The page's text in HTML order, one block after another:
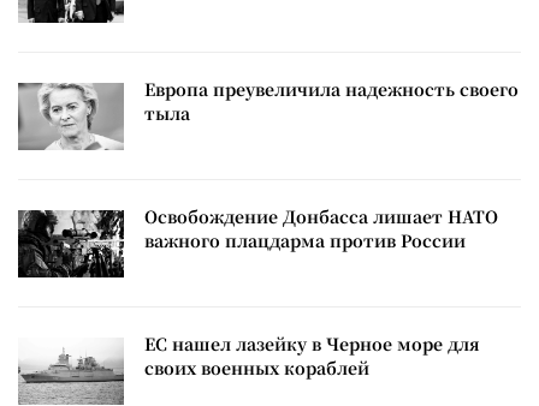
Европа преувеличила надежность своего
тыла
Освобождение Донбасса лишает НАТО
важного плацдарма против России
ЕС нашел лазейку в Черное море для
своих военных кораблей